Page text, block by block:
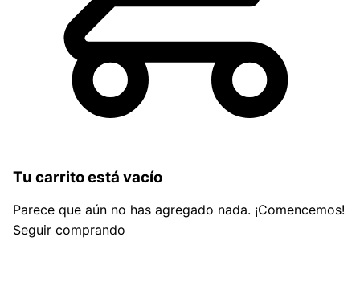
Tu carrito está vacío
Parece que aún no has agregado nada. ¡Comencemos!
Seguir comprando